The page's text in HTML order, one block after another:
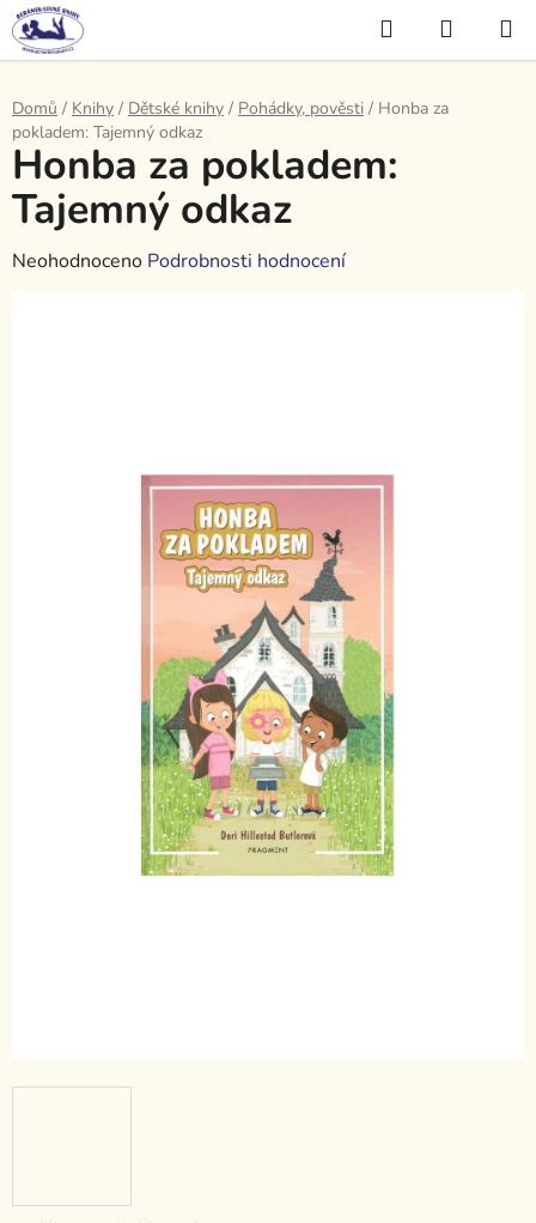
Přejít
na
obsah
Hledat
KOŠÍK
Domů / Knihy / Dětské knihy / Pohádky, pověsti / Honba za
pokladem: Tajemný odkaz
Honba za pokladem:
Tajemný odkaz
Průměrné
Neohodnoceno Podrobnosti hodnocení